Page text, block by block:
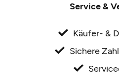
Service &
Käufer- &
Sichere